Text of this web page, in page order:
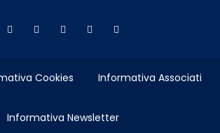
Cookies Informativa Associati
Informativa Newsletter